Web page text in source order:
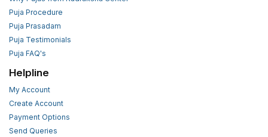
Puja Procedure
Puja Prasadam
Puja Testimonials
Puja FAQ's
Helpline
My Account
Create Account
Payment Options
Send Queries